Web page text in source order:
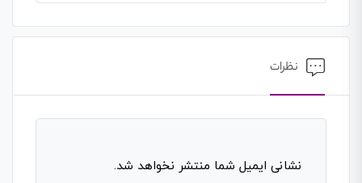
نظرات
نشانی ایمیل شما منتشر نخواهد شد.